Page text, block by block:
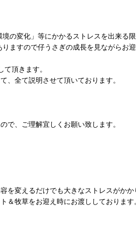
の変化」等にかかるストレスを出来る
すので仔うさぎの成長を見ながらお
頂きます。
、全て説明させて頂いております。
で、ご理解宜しくお願い致します。
変えるだけでも大きなストレスがかか
＆牧草をお迎え時にお渡ししております